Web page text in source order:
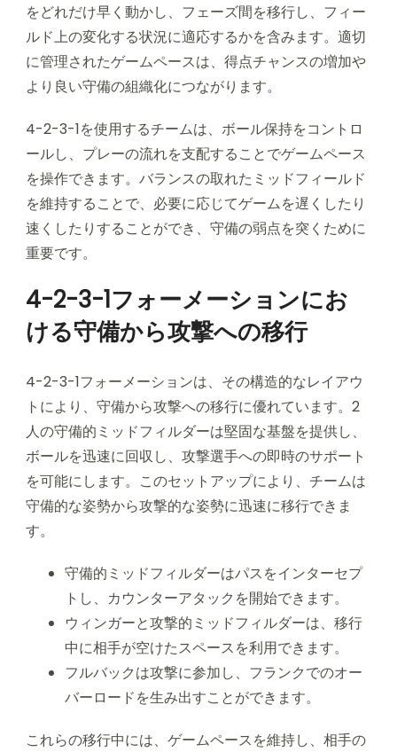
をどれだけ早く動かし、フェーズ間を移行し、フィー
ルド上の変化する状況に適応するかを含みます。適切
に管理されたゲームペースは、得点チャンスの増加や
より良い守備の組織化につながります。
4-2-3-1を使用するチームは、ボール保持をコントロ
ールし、プレーの流れを支配することでゲームペース
を操作できます。バランスの取れたミッドフィールド
を維持することで、必要に応じてゲームを遅くしたり
速くしたりすることができ、守備の弱点を突くために
重要です。
4-2-3-1フォーメーションにお
ける守備から攻撃への移行
4-2-3-1フォーメーションは、その構造的なレイアウ
トにより、守備から攻撃への移行に優れています。2
人の守備的ミッドフィルダーは堅固な基盤を提供し、
ボールを迅速に回収し、攻撃選手への即時のサポート
を可能にします。このセットアップにより、チームは
守備的な姿勢から攻撃的な姿勢に迅速に移行できま
す。
守備的ミッドフィルダーはパスをインターセプ
トし、カウンターアタックを開始できます。
ウィンガーと攻撃的ミッドフィルダーは、移行
中に相手が空けたスペースを利用できます。
フルバックは攻撃に参加し、フランクでのオー
バーロードを生み出すことができます。
これらの移行中には、ゲームペースを維持し、相手の